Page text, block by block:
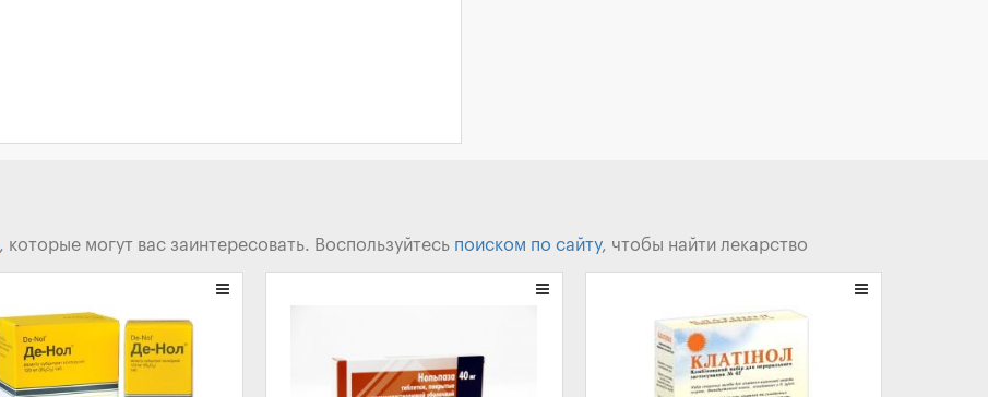
, которые могут вас заинтересовать. Воспользуйтесь поиском по сайту, чтобы найти лекарство